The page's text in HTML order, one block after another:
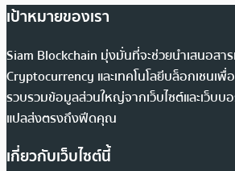
เป้าหมายของเรา
Siam Blockchain มุ่งมั่นที่จะช่วยนำเสนอสา
Cryptocurrency และเทคโนโลยีบล็อกเชนเพื่
รวบรวมข้อมูลส่วนใหญ่จากเว็บไซต์และเว็บบ
แปลส่งตรงถึงฟีดคุณ
เกี่ยวกับเว็บไซต์นี้